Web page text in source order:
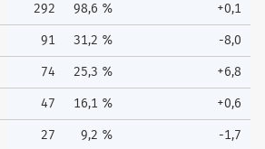
292 98,6 % +0,1
91 31,2 % -8,0
74 25,3 % +6,8
47 16,1 % +0,6
27 9,2 % -1,7